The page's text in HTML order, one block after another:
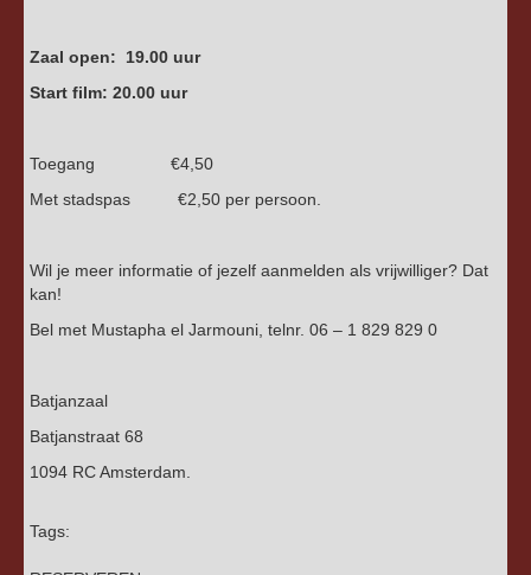
Zaal open: 19.00 uur
Start film: 20.00 uur
Toegang €4,50
Met stadspas €2,50 per persoon.
Wil je meer informatie of jezelf aanmelden als vrijwilliger? Dat
kan!
Bel met Mustapha el Jarmouni, telnr. 06 – 1 829 829 0
Batjanzaal
Batjanstraat 68
1094 RC Amsterdam.
Tags: